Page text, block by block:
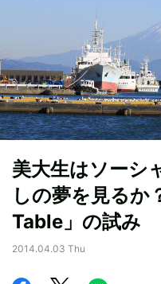
美大生はソーシ
しの夢を見るか
Table」の試み
2014.04.03 Thu